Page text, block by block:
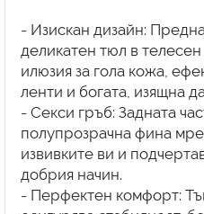
- Изискан дизайн:
деликатен тюл в телесен
илюзия за гола кожа,
ленти и богата, изящна
- Секси гръб: Задната
полупрозрачна фина
извивките ви и
добрия начин.
- Перфектен комфорт: